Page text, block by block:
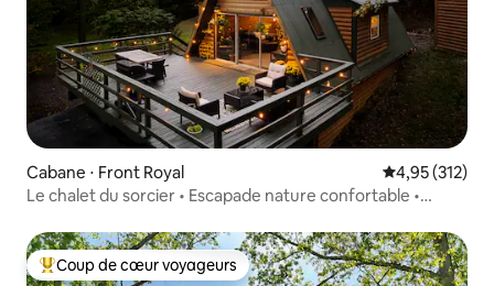
Cabane ⋅ Front Royal Évaluation
4,95 (312)
Le chalet du sorcier • Escapade nature confortable •
Coups de cœur voyageurs les plus appréciés
Coup de cœur voyageurs